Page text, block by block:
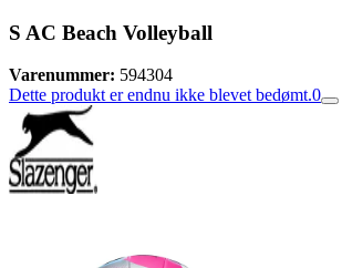
S AC Beach Volleyball
Varenummer: 594304
Dette produkt er endnu ikke blevet bedømt.0